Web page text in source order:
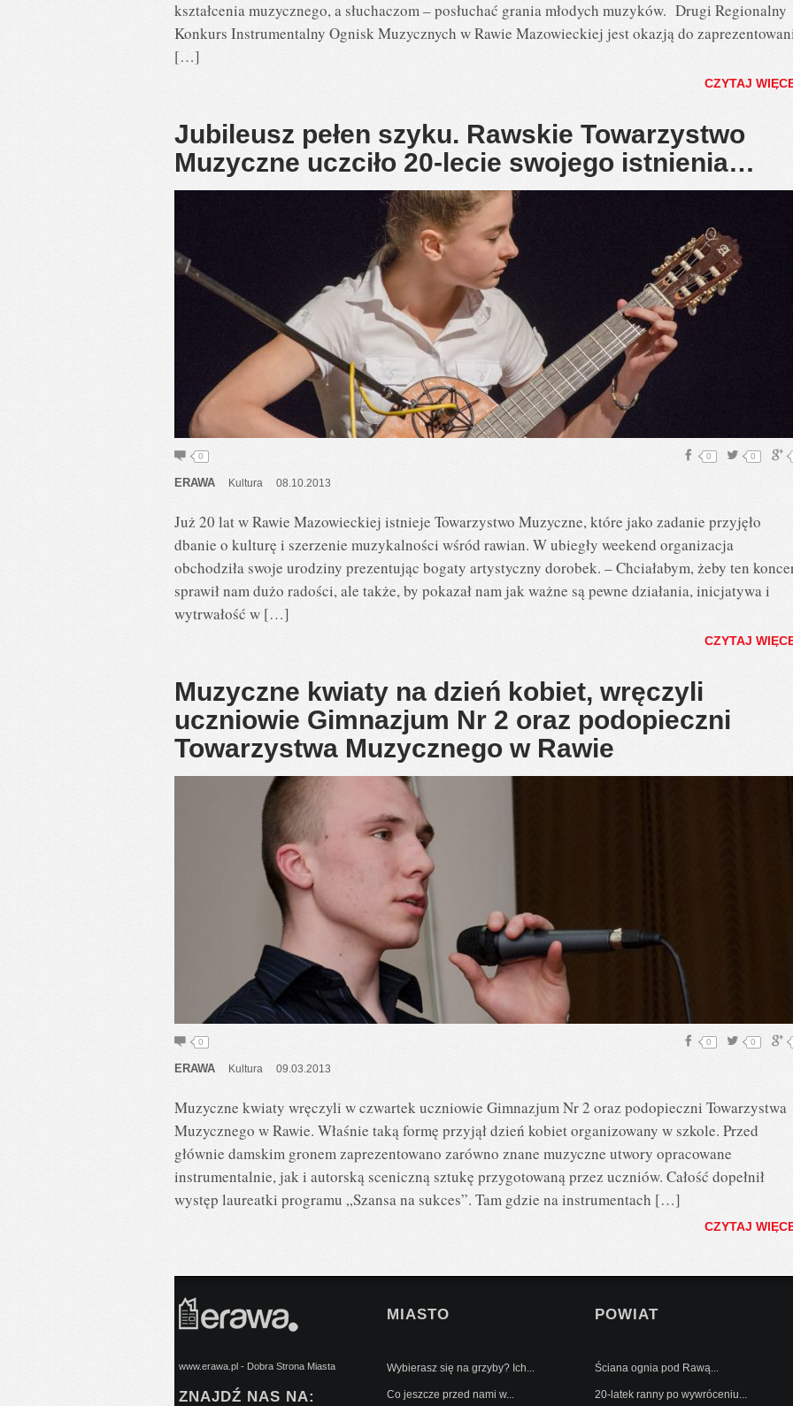
kształcenia muzycznego, a słuchaczom – posłuchać grania młodych muzyków. Drugi Regionalny
Konkurs Instrumentalny Ognisk Muzycznych w Rawie Mazowieckiej jest okazją do
[…]
CZYTAJ
Jubileusz pełen szyku. Rawskie Towarzystwo
Muzyczne uczciło 20-lecie swojego istnienia…
0 0
0
ERAWA Kultura 08.10.2013
Już 20 lat w Rawie Mazowieckiej istnieje Towarzystwo Muzyczne, które jako zadanie przyjęło
dbanie o kulturę i szerzenie muzykalności wśród rawian. W ubiegły weekend organizacja
obchodziła swoje urodziny prezentując bogaty artystyczny dorobek. – Chciałabym, żeby ten
sprawił nam dużo radości, ale także, by pokazał nam jak ważne są pewne działania, inicjatywa i
wytrwałość w […]
CZYTAJ
Muzyczne kwiaty na dzień kobiet, wręczyli
uczniowie Gimnazjum Nr 2 oraz podopieczni
Towarzystwa Muzycznego w Rawie
0 0
0
ERAWA Kultura 09.03.2013
Muzyczne kwiaty wręczyli w czwartek uczniowie Gimnazjum Nr 2 oraz podopieczni Towarzystwa
Muzycznego w Rawie. Właśnie taką formę przyjął dzień kobiet organizowany w szkole. Przed
głównie damskim gronem zaprezentowano zarówno znane muzyczne utwory opracowane
instrumentalnie, jak i autorską sceniczną sztukę przygotowaną przez uczniów. Całość dopełnił
występ laureatki programu „Szansa na sukces”. Tam gdzie na instrumentach […]
CZYTAJ
www.erawa.pl - Dobra Strona Miasta
ZNAJDŹ NAS NA:
MIASTO
Wybierasz się na grzyby? Ich...
Co jeszcze przed nami w...
POWIAT
Ściana ognia pod Rawą...
20-latek ranny po wywróceniu...